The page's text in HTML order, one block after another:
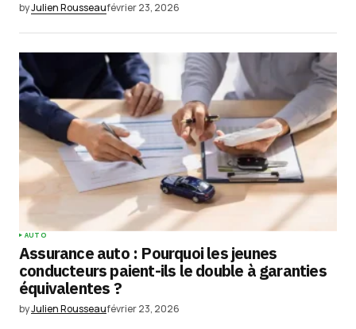
byJulien Rousseaufévrier 23, 2026
AUTO
Assurance auto : Pourquoi les jeunes
conducteurs paient-ils le double à garanties
équivalentes ?
byJulien Rousseaufévrier 23, 2026